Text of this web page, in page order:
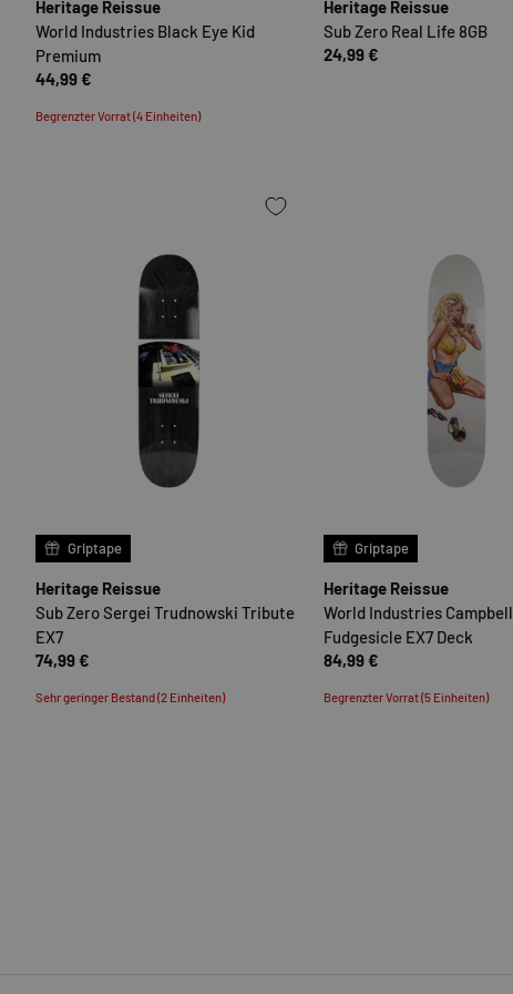
Heritage Reissue
World Industries Black Eye Kid
Premium
44,99 €
Begrenzter Vorrat (4 Einheiten)
Heritage Reissue
Sub Zero Real Life 8GB
24,99 €
Griptape
Heritage Reissue
Sub Zero Sergei Trudnowski Tribute
EX7
74,99 €
Sehr geringer Bestand (2 Einheiten)
OPTIONEN AUSWÄHLEN
Griptape
Heritage Reissue
World Industries Campbell
Fudgesicle EX7 Deck
84,99 €
Begrenzter Vorrat (5 Einheiten)